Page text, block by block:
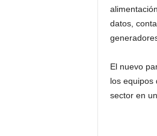
datos,
El nuevo
los equipos
sector en